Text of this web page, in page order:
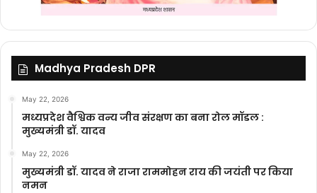
Madhya Pradesh DPR
May 22, 2026
मध्यप्रदेश वैश्विक वन्य जीव संरक्षण का बना रोल मॉडल :
मुख्यमंत्री डॉ. यादव
May 22, 2026
मुख्यमंत्री डॉ. यादव ने राजा राममोहन राय की जयंती पर किया
नमन